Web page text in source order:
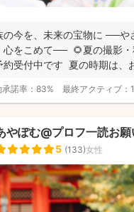
の今を、未来の宝物に ──や
心をこめて── 🌻夏の撮影・
約受付中です 夏の時期は、
諾率： 83% 最終アクティブ：
やぽむ@プロフ一読お
5 (133)女性